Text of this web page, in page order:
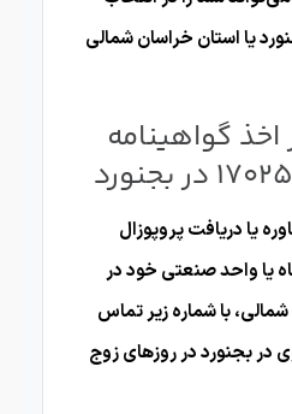
یا استان خراسان شمالی
گواهینامه
یا دریافت پروپوزال
یا واحد صنعتی خود در
با شماره زیر تماس
در بجنورد در روزهای زوج